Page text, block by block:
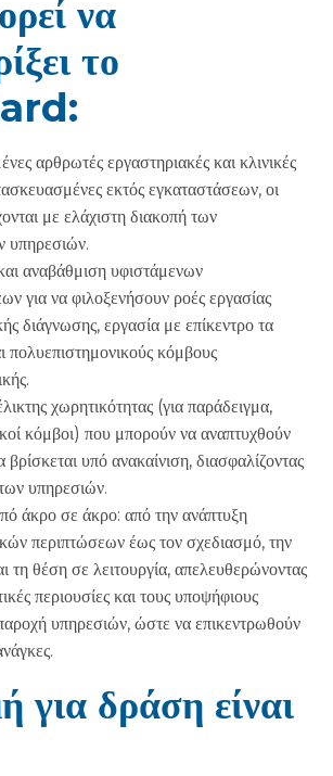
να
το
αρθρωτές εργαστηριακές και κλινικές
εκτός εγκαταστάσεων, οι
με ελάχιστη διακοπή των
υπηρεσιών.
αναβάθμιση υφιστάμενων
για να φιλοξενήσουν ροές εργασίας
διάγνωσης, εργασία με επίκεντρο τα
πολυεπιστημονικούς κόμβους
χωρητικότητας (για παράδειγμα,
κόμβοι) που μπορούν να αναπτυχθούν
υπό ανακαίνιση, διασφαλίζοντας
υπηρεσιών.
άκρο σε άκρο: από την ανάπτυξη
περιπτώσεων έως τον σχεδιασμό, την
τη θέση σε λειτουργία, απελευθερώνοντας
περιουσίες και τους υποψήφιους
υπηρεσιών, ώστε να επικεντρωθούν
για δράση είναι